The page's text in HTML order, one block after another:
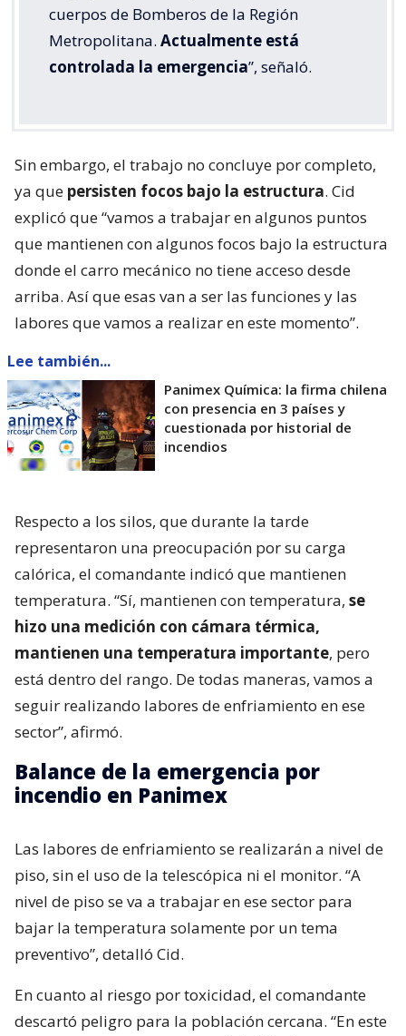
cuerpos de Bomberos de la Región
Metropolitana. Actualmente está
controlada la emergencia”, señaló.
Sin embargo, el trabajo no concluye por completo,
ya que persisten focos bajo la estructura. Cid
explicó que “vamos a trabajar en algunos puntos
que mantienen con algunos focos bajo la estructura
donde el carro mecánico no tiene acceso desde
arriba. Así que esas van a ser las funciones y las
labores que vamos a realizar en este momento”.
Lee también...
Panimex Química: la firma chilena
con presencia en 3 países y
cuestionada por historial de
incendios
Respecto a los silos, que durante la tarde
representaron una preocupación por su carga
calórica, el comandante indicó que mantienen
temperatura. “Sí, mantienen con temperatura, se
hizo una medición con cámara térmica,
mantienen una temperatura importante, pero
está dentro del rango. De todas maneras, vamos a
seguir realizando labores de enfriamiento en ese
sector”, afirmó.
Balance de la emergencia por
incendio en Panimex
Las labores de enfriamiento se realizarán a nivel de
piso, sin el uso de la telescópica ni el monitor. “A
nivel de piso se va a trabajar en ese sector para
bajar la temperatura solamente por un tema
preventivo”, detalló Cid.
En cuanto al riesgo por toxicidad, el comandante
descartó peligro para la población cercana. “En este